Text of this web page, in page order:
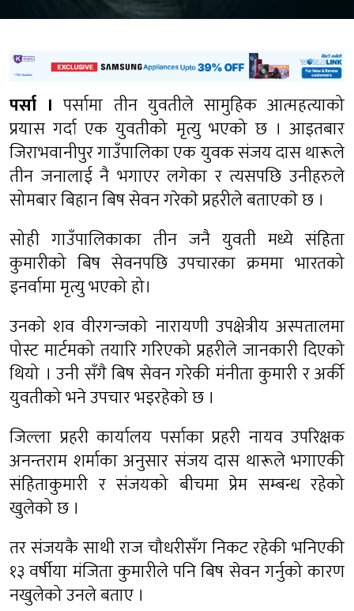
पर्सा । पर्सामा तीन युवतीले सामुहिक आत्महत्याको
प्रयास गर्दा एक युवतीको मृत्यु भएको छ । आइतबार
जिराभवानीपुर गाउँपालिका एक युवक संजय दास थारूले
तीन जनालाई नै भगाएर लगेका र त्यसपछि उनीहरुले
सोमबार बिहान बिष सेवन गरेकाे प्रहरीले बताएकाे छ ।
सोही गाउँपालिकाका तीन जनै युवती मध्ये संहिता
कुमारीको बिष सेवनपछि उपचारका क्रममा भारतको
इनर्वामा मृत्यु भएको हो।
उनको शव वीरगन्जको नारायणी उपक्षेत्रीय अस्पतालमा
पोस्ट मार्टमको तयारि गरिएको प्रहरीले जानकारी दिएको
थियो । उनी सँगै बिष सेवन गरेकी मंनीता कुमारी र अर्की
युवतीको भने उपचार भइरहेको छ ।
जिल्ला प्रहरी कार्यालय पर्साका प्रहरी नायव उपरिक्षक
अनन्तराम शर्माका अनुसार संजय दास थारूले भगाएकी
संहिताकुमारी र संजयको बीचमा प्रेम सम्बन्ध रहेको
खुलेको छ ।
तर संजयकै साथी राज चौधरीसँग निकट रहेकी भनिएकी
१३ वर्षीया मंजिता कुमारीले पनि बिष सेवन गर्नुको कारण
नखुलेको उनले बताए ।